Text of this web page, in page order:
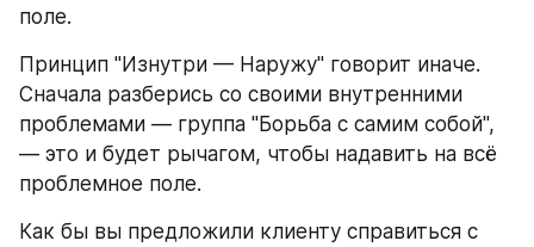
поле.
Принцип "Изнутри — Наружу" говорит иначе.
Сначала разберись со своими внутренними
проблемами — группа "Борьба с самим собой",
— это и будет рычагом, чтобы надавить на всё
проблемное поле.
Как бы вы предложили клиенту справиться с